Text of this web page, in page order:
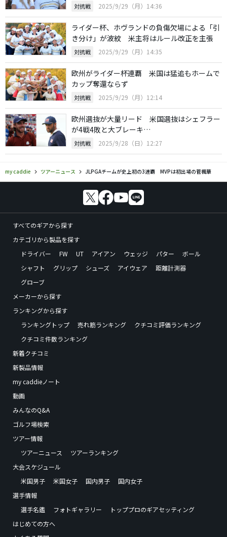
対抗戦 2025/9/29（月）14:36
ライダー杯、ホヴランドの負傷欠場による「引
き分け」が波紋 米主将はルール改正を主張
対抗戦 2025/9/29（月）14:35
欧州がライダー杯連覇 米国は猛追もホームで
カップ奪還ならず
対抗戦 2025/9/29（月）12:14
欧州選抜が大量リード 米国選抜はシェフラー
が4戦4敗と大ブレーキ…
対抗戦 2025/9/28（日）12:27
my caddie ツアーニュース JLPGAチームが史上初の3連覇 MVPは初出場の菅楓華
すべてのギアから探す
カテゴリから製品を探す
ドライバー
FW UT アイアン ウェッジ パター
ボール
シャフト
グリップ シューズ アイウェア
距離計測器
グローブ
メーカーから探す
ランキングから探す
ランキングトップ
売れ筋ランキング
クチコミ評価ランキング
クチコミ件数ランキング
新着クチコミ
新製品情報
my caddieノート
動画
みんなのQ&A
ゴルフ場検索
ツアー情報
ツアーニュース
ツアーランキング
大会スケジュール
米国男子
米国女子 国内男子
国内女子
選手情報
選手名鑑
フォトギャラリー
トッププロのギアセッティング
はじめての方へ